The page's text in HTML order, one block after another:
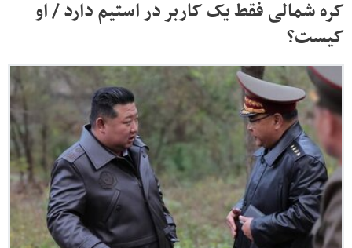
کره شمالی فقط یک کاربر در استیم دارد / او
کیست؟